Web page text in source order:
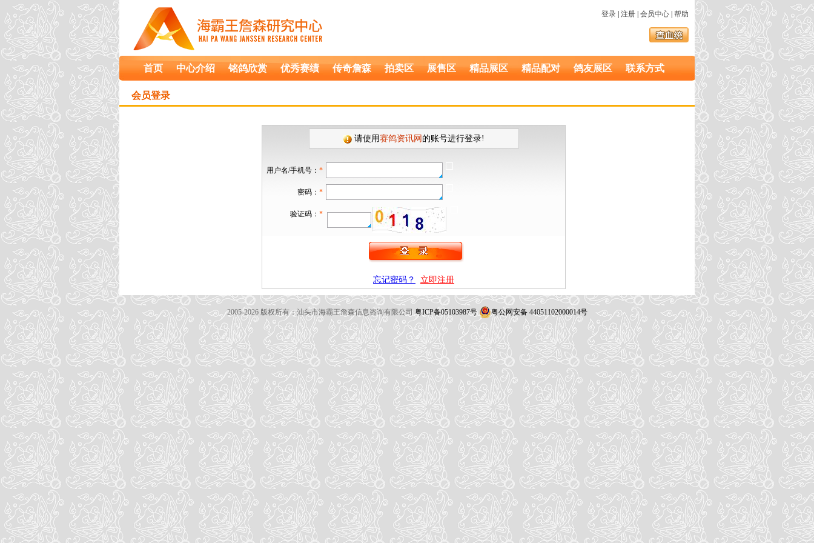
登录 注册 会员中心 帮助
首页 中心介绍 铭鸽欣赏 优秀赛绩 传奇詹森 拍卖区 展售区 精品展区 精品配对 鸽友展区 联系方式
会员登录
请使用赛鸽资讯网 的账号进行登录!
用户名/手机号： *
密码： *
验证码： *
忘记密码？ 立即注册
2005-2026 版权所有：汕头市海霸王詹森信息咨询有限公司 粤ICP备05103987号 粤公网安备 44051102000014号